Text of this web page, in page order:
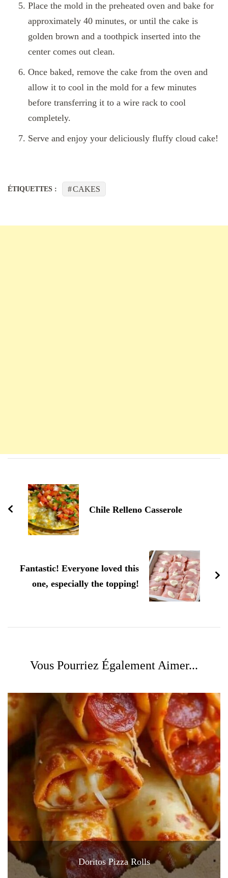
Place the mold in the preheated oven and bake for
approximately 40 minutes, or until the cake is
golden brown and a toothpick inserted into the
center comes out clean.
Once baked, remove the cake from the oven and
allow it to cool in the mold for a few minutes
before transferring it to a wire rack to cool
completely.
Serve and enjoy your deliciously fluffy cloud cake!
ÉTIQUETTES : CAKES
d'article
Chile Relleno Casserole
Fantastic! Everyone loved this
one, especially the topping!
Vous Pourriez Également Aimer...
Doritos Pizza Rolls